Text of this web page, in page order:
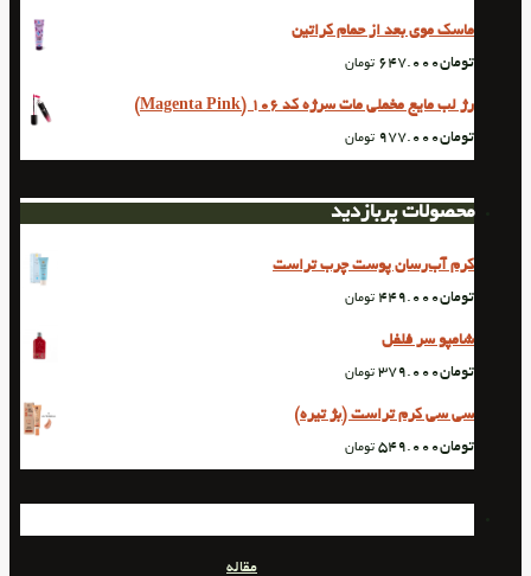
ماسک موی بعد از حمام کراتین
تومان647.000 تومان
رژ لب مایع مخملی مات سرژه کد 106 (Magenta Pink)
تومان977.000 تومان
محصولات پربازدید
کرم آب‌رسان پوست چرب تراست
تومان449.000 تومان
شامپو سر فلفل
تومان379.000 تومان
سی سی کرم تراست (بژ تیره)
تومان549.000 تومان
مقاله